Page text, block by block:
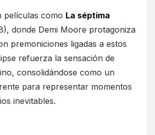
películas como La séptima
donde Demi Moore protagoniza
premoniciones ligadas a estos
refuerza la sensación de
consolidándose como un
para representar momentos
inevitables.